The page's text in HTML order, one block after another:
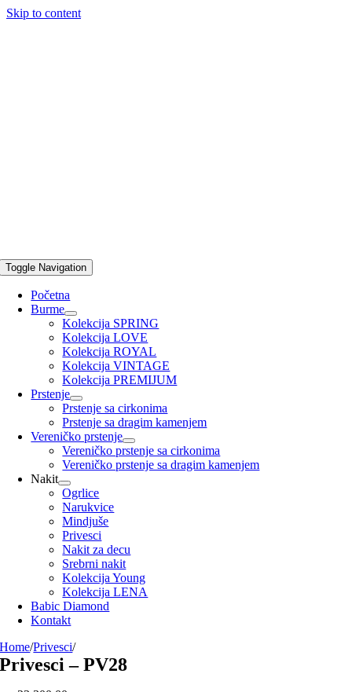
Skip to content
Toggle Navigation
Početna
Burme
Kolekcija SPRING
Kolekcija LOVE
Kolekcija ROYAL
Kolekcija VINTAGE
Kolekcija PREMIJUM
Prstenje
Prstenje sa cirkonima
Prstenje sa dragim kamenjem
Vereničko prstenje
Vereničko prstenje sa cirkonima
Vereničko prstenje sa dragim kamenjem
Nakit
Ogrlice
Narukvice
Mindjuše
Privesci
Nakit za decu
Srebrni nakit
Kolekcija Young
Kolekcija LENA
Babic Diamond
Kontakt
Home/Privesci/
Privesci – PV28